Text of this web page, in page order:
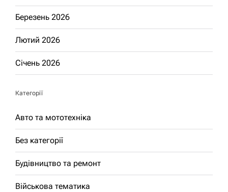
Березень 2026
Лютий 2026
Січень 2026
Категорії
Авто та мототехніка
Без категорії
Будівництво та ремонт
Військова тематика